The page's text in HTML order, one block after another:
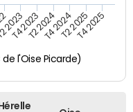
de l'Oise Picarde)
2023
T4 2023T2 2024T4 2024T2 2025T4 2025